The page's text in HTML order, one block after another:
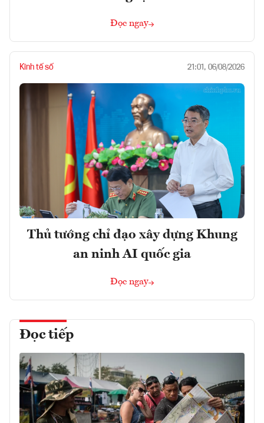
Đọc ngay
Kinh tế số 21:01, 06/08/2026
Thủ tướng chỉ đạo xây dựng Khung
an ninh AI quốc gia
Đọc ngay
Đọc tiếp